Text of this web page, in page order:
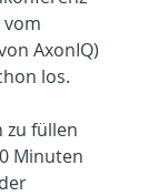
AxonIQ)
los.
zu füllen
Minuten